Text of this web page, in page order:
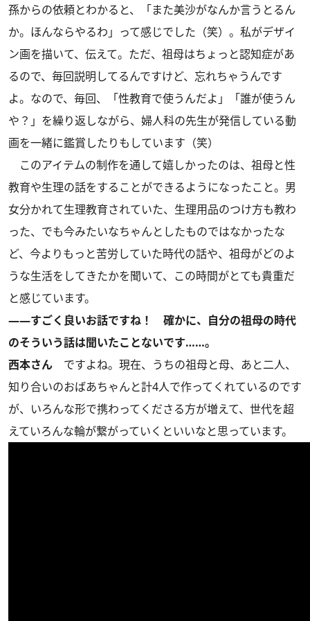
孫からの依頼とわかると、「また美沙がなんか言うとるん
か。ほんならやるわ」って感じでした（笑）。私がデザイ
ン画を描いて、伝えて。ただ、祖母はちょっと認知症があ
るので、毎回説明してるんですけど、忘れちゃうんです
よ。なので、毎回、「性教育で使うんだよ」「誰が使うん
や？」を繰り返しながら、婦人科の先生が発信している動
画を一緒に鑑賞したりもしています（笑）
このアイテムの制作を通して嬉しかったのは、祖母と性
教育や生理の話をすることができるようになったこと。男
女分かれて生理教育されていた、生理用品のつけ方も教わ
った、でも今みたいなちゃんとしたものではなかったな
ど、今よりもっと苦労していた時代の話や、祖母がどのよ
うな生活をしてきたかを聞いて、この時間がとても貴重だ
と感じています。
――すごく良いお話ですね！ 確かに、自分の祖母の時代
のそういう話は聞いたことないです……。
西本さん ですよね。現在、うちの祖母と母、あと二人、
知り合いのおばあちゃんと計4人で作ってくれているのです
が、いろんな形で携わってくださる方が増えて、世代を超
えていろんな輪が繋がっていくといいなと思っています。